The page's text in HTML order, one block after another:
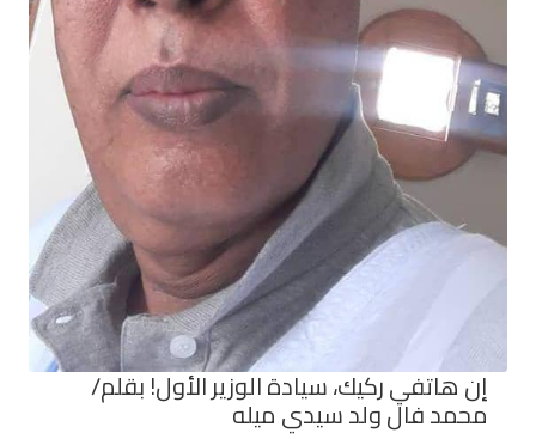
إن هاتفي ركيك، سيادة الوزير الأول! بقلم/
محمد فال ولد سيدي ميله